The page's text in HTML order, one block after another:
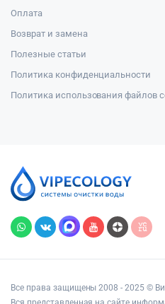
Оплата
Возврат и замена
Полезные статьи
Политика конфиденциальности
Политика использования файлов
Все права защищены 2008 - 2025 ©